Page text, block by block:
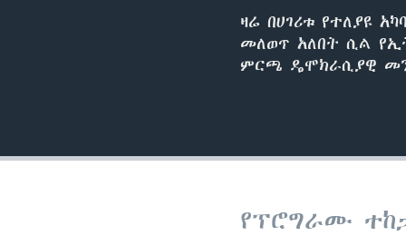
ዛሬ በሀገሪቱ የተለያዩ
መለወጥ አለበት ሲል
ምርጫ ዴሞክራሲያዊ
የፕሮግራሙ